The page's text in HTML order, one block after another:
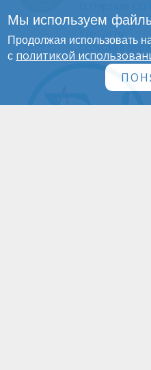
Инфографика
Политика
Мы используем
Продолжая использовать
с политикой